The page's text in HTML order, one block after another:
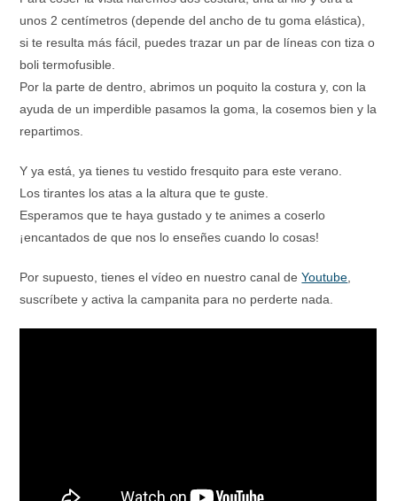
unos 2 centímetros (depende del ancho de tu goma elástica),
si te resulta más fácil, puedes trazar un par de líneas con tiza o
boli termofusible.
Por la parte de dentro, abrimos un poquito la costura y, con la
ayuda de un imperdible pasamos la goma, la cosemos bien y la
repartimos.
Y ya está, ya tienes tu vestido fresquito para este verano.
Los tirantes los atas a la altura que te guste.
Esperamos que te haya gustado y te animes a coserlo
¡encantados de que nos lo enseñes cuando lo cosas!
Por supuesto, tienes el vídeo en nuestro canal deYoutube,
suscríbete y activa la campanita para no perderte nada.